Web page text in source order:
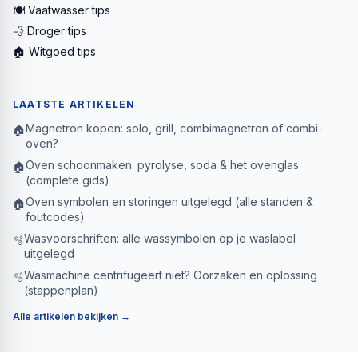
🍽️ Vaatwasser tips
💨 Droger tips
🏠 Witgoed tips
LAATSTE ARTIKELEN
🏠Magnetron kopen: solo, grill, combimagnetron of combi-
oven?
🏠Oven schoonmaken: pyrolyse, soda & het ovenglas
(complete gids)
🏠Oven symbolen en storingen uitgelegd (alle standen &
foutcodes)
🫧Wasvoorschriften: alle wassymbolen op je waslabel
uitgelegd
🫧Wasmachine centrifugeert niet? Oorzaken en oplossing
(stappenplan)
Alle artikelen bekijken →